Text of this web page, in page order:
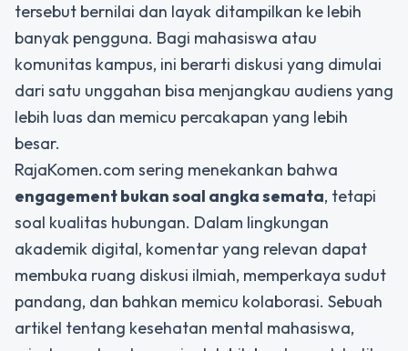
tersebut bernilai dan layak ditampilkan ke lebih
banyak pengguna. Bagi mahasiswa atau
komunitas kampus, ini berarti diskusi yang dimulai
dari satu unggahan bisa menjangkau audiens yang
lebih luas dan memicu percakapan yang lebih
besar.
RajaKomen.com sering menekankan bahwa
engagement bukan soal angka semata, tetapi
soal kualitas hubungan. Dalam lingkungan
akademik digital, komentar yang relevan dapat
membuka ruang diskusi ilmiah, memperkaya sudut
pandang, dan bahkan memicu kolaborasi. Sebuah
artikel tentang kesehatan mental mahasiswa,